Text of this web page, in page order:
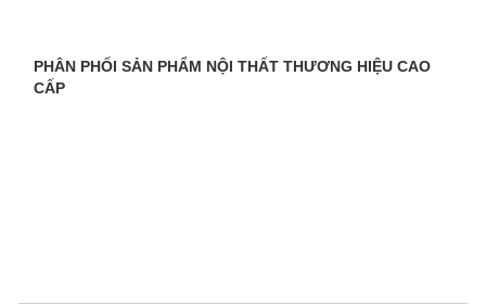
PHÂN PHỐI SẢN PHẨM NỘI THẤT THƯƠNG HIỆU CAO
CẤP